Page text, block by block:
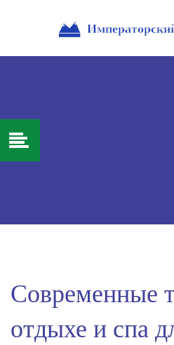
Современные
отдыхе и спа